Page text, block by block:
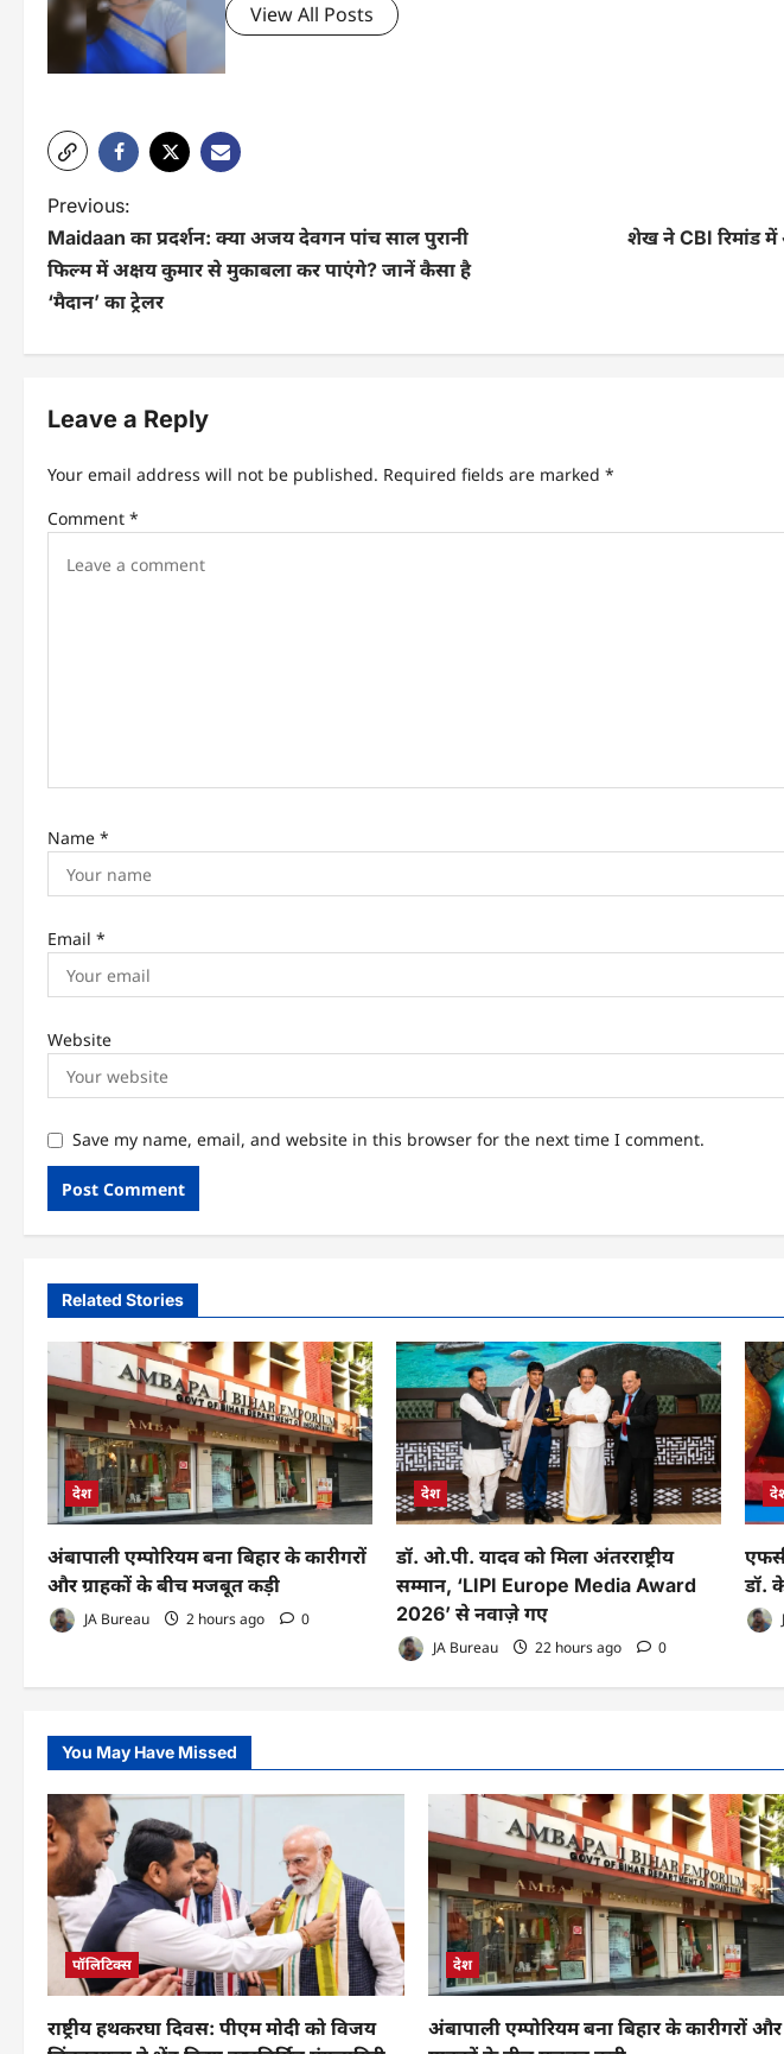
View All Posts
P
o
s
a
v
i
Previous:
Maidaan का प्रदर्शन: क्या अजय देवगन पांच साल पुरानी
फिल्म में अक्षय कुमार से मुकाबला कर पाएंगे? जानें कैसा है
‘मैदान’ का ट्रेलर
शेख ने CBI रिमांड
Leave a Reply
Your email address will not be published. Required fields are marked *
Comment *
Name *
Email *
Website
Save my name, email, and website in this browser for the next time I comment.
Related Stories
देश
अंबापाली एम्पोरियम बना बिहार के कारीगरों
और ग्राहकों के बीच मजबूत कड़ी
JA Bureau 2 hours ago 0
देश
डॉ. ओ.पी. यादव को मिला अंतरराष्ट्रीय
सम्मान, ‘LIPI Europe Media Award
2026’ से नवाज़े गए
JA Bureau 22 hours ago 0
डॉ.
You May Have Missed
पॉलिटिक्स
राष्ट्रीय हथकरघा दिवस: पीएम मोदी को विजय
देश
अंबापाली एम्पोरियम बना बिहार के कारीगरों और